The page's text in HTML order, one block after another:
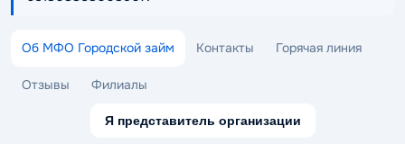
Об МФО Городской займ Контакты Горячая линия
Отзывы Филиалы
Я представитель организации